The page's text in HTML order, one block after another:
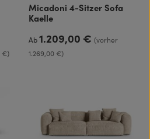
€)
Micadoni 4-Sitzer Sofa
Kaelle
Regulärer Preis:
Ab1.209,00 €(vorher
1.269,00 €)